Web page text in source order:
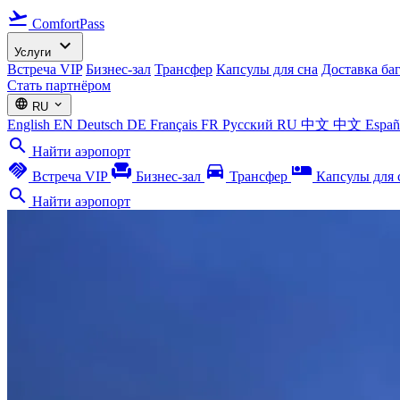
flight_takeoff ComfortPass
Услуги expand_more
Встреча VIP Бизнес-зал Трансфер Капсулы для сна Доставка
Стать партнёром
language RU expand_more
English EN Deutsch DE Français FR Русский RU 中文 中文
search Найти аэропорт
handshake Встреча VIP chair Бизнес-зал directions_car Трансфер airline_seat_individual_suite Капсулы для
search Найти аэропорт